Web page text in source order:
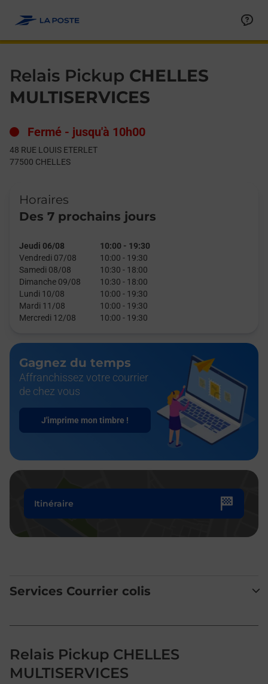
Relais Pickup CHELLES
MULTISERVICES
Fermé - jusqu'à 10h00
48 RUE LOUIS ETERLET
77500 CHELLES
Horaires
Des 7 prochains jours
Jeudi 06/08 10:00 - 19:30
Vendredi 07/08
10:00 - 19:30
Samedi 08/08
10:30 - 18:00
Dimanche 09/08
10:30 - 18:00
Lundi 10/08
10:00 - 19:30
Mardi 11/08
10:00 - 19:30
Mercredi 12/08
10:00 - 19:30
Gagnez du temps
Affranchissez votre courrier
de chez vous
J'imprime mon timbre !
Itinéraire
Services Courrier colis
Relais Pickup CHELLES
MULTISERVICES